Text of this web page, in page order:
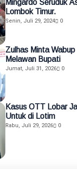
Mingardo Seruduk
Lombok Timur.
Senin, Juli 29, 2024 0
Zulhas Minta
Melawan Bupati
Jumat, Juli 31, 2026 0
Kasus OTT Lobar
Untuk di Lotim
Rabu, Juli 29, 2026 0